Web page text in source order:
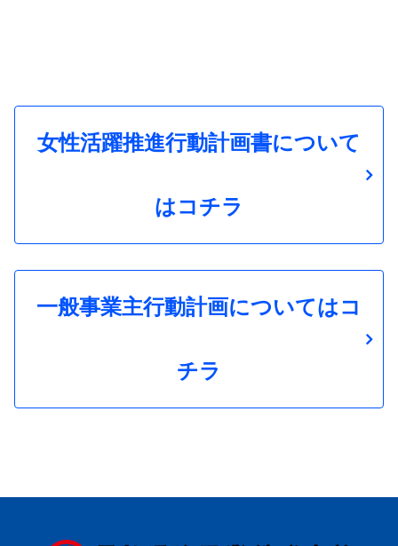
女性活躍推進行動計画書について
はコチラ
一般事業主行動計画についてはコ
チラ